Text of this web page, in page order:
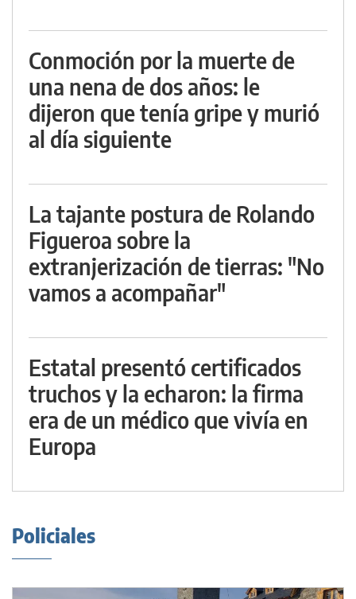
Conmoción por la muerte de
una nena de dos años: le
dijeron que tenía gripe y murió
al día siguiente
La tajante postura de Rolando
Figueroa sobre la
extranjerización de tierras: "No
vamos a acompañar"
Estatal presentó certificados
truchos y la echaron: la firma
era de un médico que vivía en
Europa
Policiales